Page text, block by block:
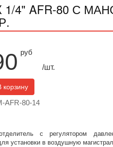
4" AFR-80 С
руб
/шт.
корзину
AFR-80-14
с регулятором
установки в воздушную